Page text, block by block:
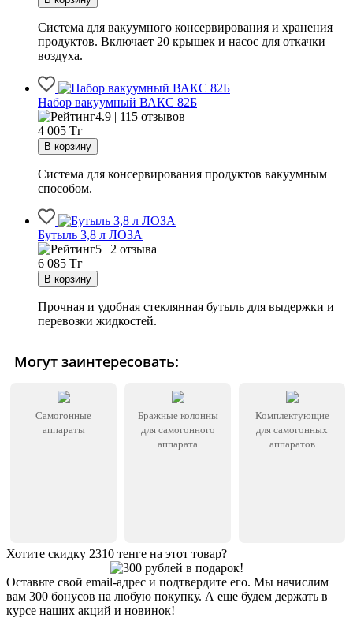
Система для вакуумного консервирования и хранения
продуктов. Включает 20 крышек и насос для откачки
воздуха.
Набор вакуумный ВАКС 82Б
4.9 | 115 отзывов
4 005 Тг
Система для консервирования продуктов вакуумным
способом.
Бутыль 3,8 л ЛОЗА
5 | 2 отзыва
6 085 Тг
Прочная и удобная стеклянная бутыль для выдержки и
перевозки жидкостей.
Могут заинтересовать:
Самогонные
аппараты
Бражные колонны
для самогонного
аппарата
Комплектующие
для самогонных
аппаратов
Хотите скидку 2310 тенге на этот товар?
Оставьте свой email-адрес и подтвердите его. Мы начислим
вам 300 бонусов на любую покупку. А еще будем держать в
курсе наших акций и новинок!